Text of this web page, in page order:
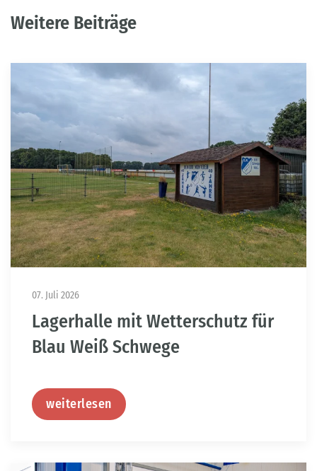
Weitere Beiträge
07. Juli 2026
Lagerhalle mit Wetterschutz für
Blau Weiß Schwege
weiterlesen